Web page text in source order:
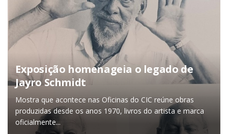
Exposição homenageia o legado de
Jayro Schmidt
Mostra que acontece nas Oficinas do CIC reúne obras
produzidas desde os anos 1970, livros do artista e marca
oficialmente...